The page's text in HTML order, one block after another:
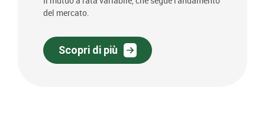
del mercato.
Scopri di più